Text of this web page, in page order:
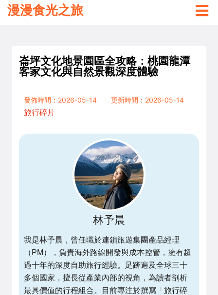
漫漫食光之旅
崙坪文化地景園區全攻略：桃園龍潭
客家文化與自然景觀深度體驗
發佈時間：2026-05-14
更新時間：2026-05-14
旅行碎片
林予晨
我是林予晨，曾任職於連鎖旅遊集團產品經理
（PM），負責海外路線開發與成本控管，擁有超
過十年的深度自助旅行經驗。足跡遍及全球三十
多個國家，擅長從產業內部的視角，為讀者剖析
最具價值的行程組合。目前專注於撰寫「旅行碎